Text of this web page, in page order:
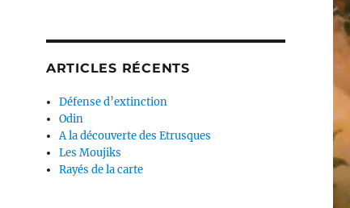
ARTICLES RÉCENTS
Défense d’extinction
Odin
A la découverte des Etrusques
Les Moujiks
Rayés de la carte